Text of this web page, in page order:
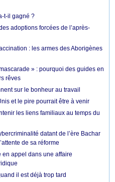
t-il gagné ?
adoptions forcées de l’après-
: les armes des Aborigènes
» : pourquoi des guides en
rêves
sur le bonheur au travail
et le pire pourrait être à venir
les liens familiaux au temps du
datant de l’ère Bachar
de sa réforme
appel dans une affaire
il est déjà trop tard